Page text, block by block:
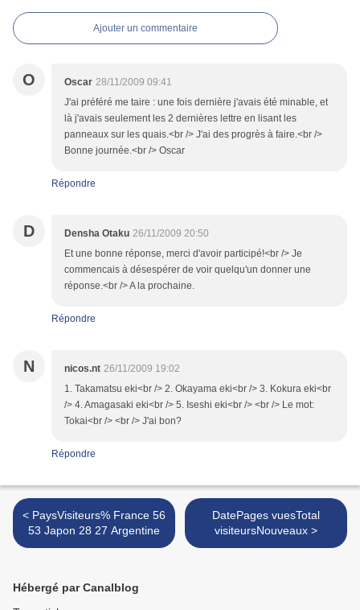
Ajouter un commentaire
O Oscar 28/11/2009 09:41
J'ai préféré me taire : une fois dernière j'avais été minable, et
là j'avais seulement les 2 dernières lettre en lisant les
panneaux sur les quais.<br /> J'ai des progrès à faire.<br />
Bonne journée.<br /> Oscar
Répondre
D Densha Otaku 26/11/2009 20:50
Et une bonne réponse, merci d'avoir participé!<br /> Je
commencais à désespérer de voir quelqu'un donner une
réponse.<br /> A la prochaine.
Répondre
N nicos.nt 26/11/2009 19:02
1. Takamatsu eki<br /> 2. Okayama eki<br /> 3. Kokura eki<br
/> 4. Amagasaki eki<br /> 5. Iseshi eki<br /> <br /> Le mot:
Tokai<br /> <br /> J'ai bon?
Répondre
< PaysVisiteurs% France 56
53 Japon 28 27 Argentine
DatePages vuesTotal
visiteursNouveaux >
Hébergé par Canalblog